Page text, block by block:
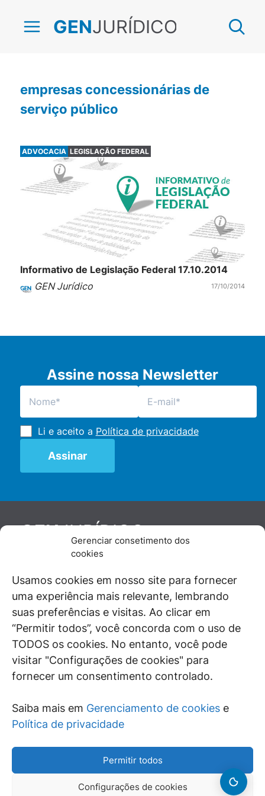
Gerenciar consetimento dos
cookies
Usamos cookies em nosso site para fornecer
uma experiência mais relevante, lembrando
suas preferências e visitas. Ao clicar em
“Permitir todos”, você concorda com o uso de
TODOS os cookies. No entanto, você pode
visitar "Configurações de cookies" para
fornecer um consentimento controlado.
Saiba mais em Gerenciamento de cookies e
Política de privacidade
Permitir todos
Configurações de cookies
GENJURÍDICO
empresas concessionárias de
serviço público
ADVOCACIA LEGISLAÇÃO FEDERAL
Informativo de Legislação Federal 17.10.2014
GEN Jurídico
17/10/2014
Assine nossa Newsletter
Li e aceito a Política de privacidade
GENJURÍDICO
De maneira independente, os autores e
juristas e doutrinadores nacionais, se posicionam
diante de questões relevantes do cotidiano e
universo jurídico.
SIGA